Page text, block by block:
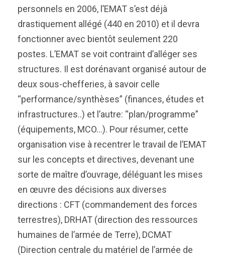
personnels en 2006, l’EMAT s’est déjà
drastiquement allégé (440 en 2010) et il devra
fonctionner avec bientôt seulement 220
postes. L’EMAT se voit contraint d’alléger ses
structures. Il est dorénavant organisé autour de
deux sous-chefferies, à savoir celle
“performance/synthèses” (finances, études et
infrastructures..) et l’autre: “plan/programme”
(équipements, MCO…). Pour résumer, cette
organisation vise à recentrer le travail de l’EMAT
sur les concepts et directives, devenant une
sorte de maître d’ouvrage, déléguant les mises
en œuvre des décisions aux diverses
directions : CFT (commandement des forces
terrestres), DRHAT (direction des ressources
humaines de l’armée de Terre), DCMAT
(Direction centrale du matériel de l’armée de